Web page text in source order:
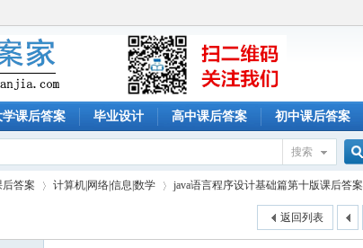
学课后答案 毕业设计 高中课后答案 初中课后答案
搜索
搜
后答案 计算机|网络|信息|数学 java语言程序设计基础篇第十版课后答案
返回列表